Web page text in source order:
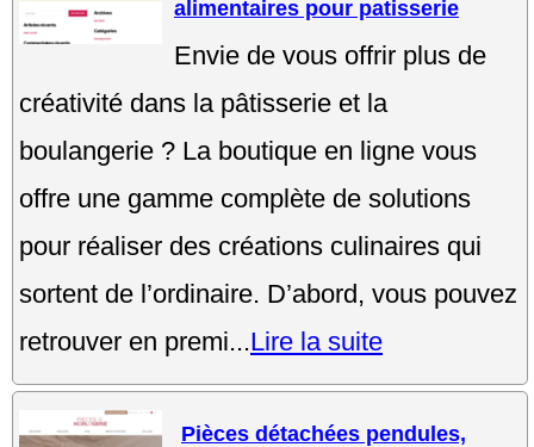
alimentaires pour patisserie
Envie de vous offrir plus de
créativité dans la pâtisserie et la
boulangerie ? La boutique en ligne vous
offre une gamme complète de solutions
pour réaliser des créations culinaires qui
sortent de l’ordinaire. D’abord, vous pouvez
retrouver en premi...Lire la suite
Pièces détachées pendules,